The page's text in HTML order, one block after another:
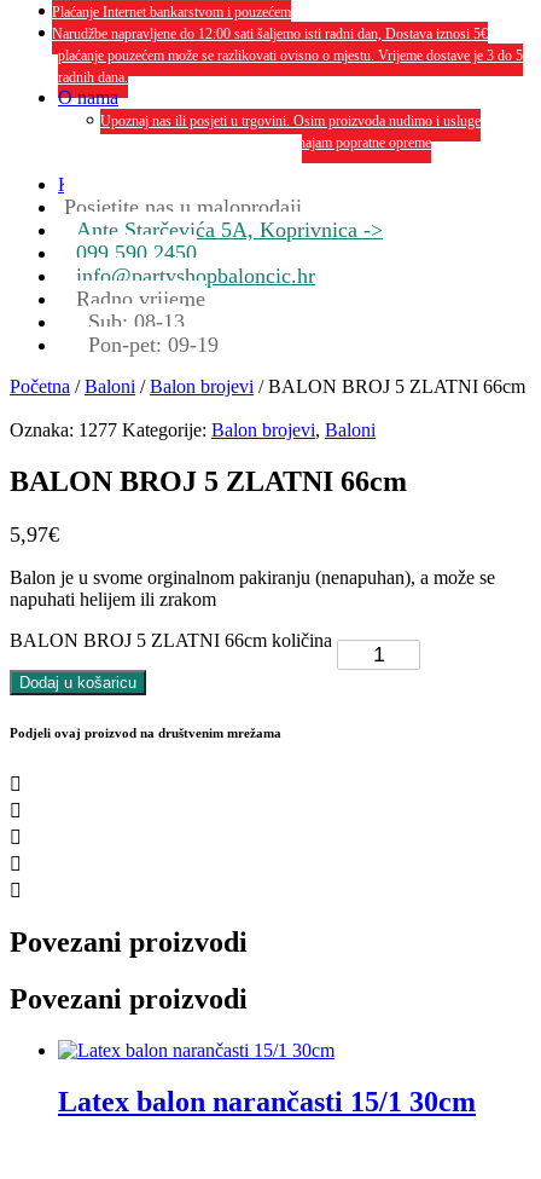
Plaćanje Internet bankarstvom i pouzećem
Narudžbe napravljene do 12:00 sati šaljemo isti radni dan, Dostava iznosi 5€
plaćanje pouzećem može se razlikovati ovisno o mjestu. Vrijeme dostave je 3 do 5
radnih dana.
O nama
Upoznaj nas ili posjeti u trgovini. Osim proizvoda nudimo i usluge
dekoriranja interijera i eksterija te najam popratne opreme
Kontakt
Posjetite nas u maloprodaji
Ante Starčevića 5A, Koprivnica ->
099 590 2450
info@partyshopbaloncic.hr
Radno vrijeme
Sub: 08-13
Pon-pet: 09-19
Početna /Baloni /Balon brojevi / BALON BROJ 5 ZLATNI 66cm
Oznaka: 1277 Kategorije: Balon brojevi, Baloni
BALON BROJ 5 ZLATNI 66cm
5,97€
Balon je u svome orginalnom pakiranju (nenapuhan), a može se
napuhati helijem ili zrakom
BALON BROJ 5 ZLATNI 66cm količina
Dodaj u košaricu
Podjeli ovaj proizvod na društvenim mrežama
Povezani proizvodi
Povezani proizvodi
Latex balon narančasti 15/1 30cm